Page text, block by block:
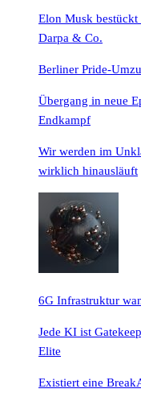
Elon Musk
Darpa & Co.
Berliner Pride-
Übergang in neue
Endkampf
Wir werden im
wirklich hinausläuft
6G Infrastruktur
Jede KI ist
Elite
Existiert eine